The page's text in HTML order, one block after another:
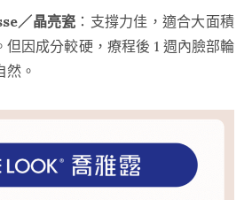
／晶亮瓷 ：支撐力佳，適合大面積
但因成分較硬，療程後 1 週內臉部輪
然。